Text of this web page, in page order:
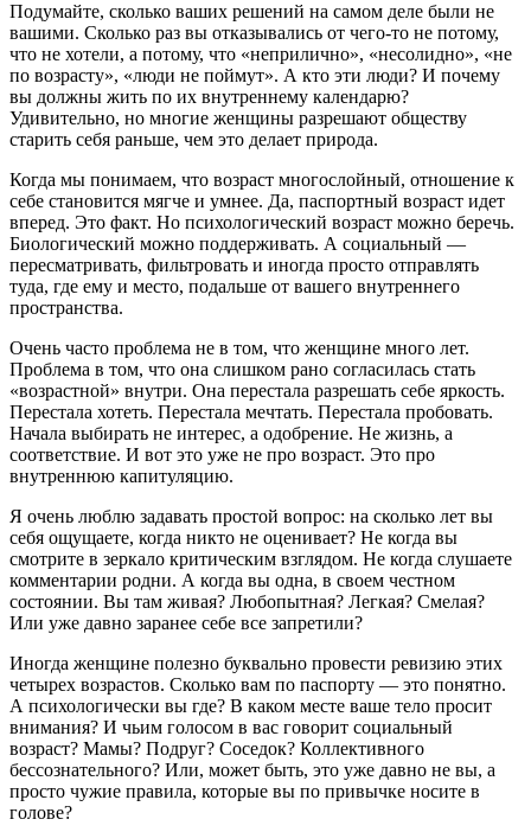
Подумайте, сколько ваших решений на самом деле были не
вашими. Сколько раз вы отказывались от чего-то не потому,
что не хотели, а потому, что «неприлично», «несолидно», «не
по возрасту», «люди не поймут». А кто эти люди? И почему
вы должны жить по их внутреннему календарю?
Удивительно, но многие женщины разрешают обществу
старить себя раньше, чем это делает природа.
Когда мы понимаем, что возраст многослойный, отношение к
себе становится мягче и умнее. Да, паспортный возраст идет
вперед. Это факт. Но психологический возраст можно беречь.
Биологический можно поддерживать. А социальный —
пересматривать, фильтровать и иногда просто отправлять
туда, где ему и место, подальше от вашего внутреннего
пространства.
Очень часто проблема не в том, что женщине много лет.
Проблема в том, что она слишком рано согласилась стать
«возрастной» внутри. Она перестала разрешать себе яркость.
Перестала хотеть. Перестала мечтать. Перестала пробовать.
Начала выбирать не интерес, а одобрение. Не жизнь, а
соответствие. И вот это уже не про возраст. Это про
внутреннюю капитуляцию.
Я очень люблю задавать простой вопрос: на сколько лет вы
себя ощущаете, когда никто не оценивает? Не когда вы
смотрите в зеркало критическим взглядом. Не когда слушаете
комментарии родни. А когда вы одна, в своем честном
состоянии. Вы там живая? Любопытная? Легкая? Смелая?
Или уже давно заранее себе все запретили?
Иногда женщине полезно буквально провести ревизию этих
четырех возрастов. Сколько вам по паспорту — это понятно.
А психологически вы где? В каком месте ваше тело просит
внимания? И чьим голосом в вас говорит социальный
возраст? Мамы? Подруг? Соседок? Коллективного
бессознательного? Или, может быть, это уже давно не вы, а
просто чужие правила, которые вы по привычке носите в
голове?